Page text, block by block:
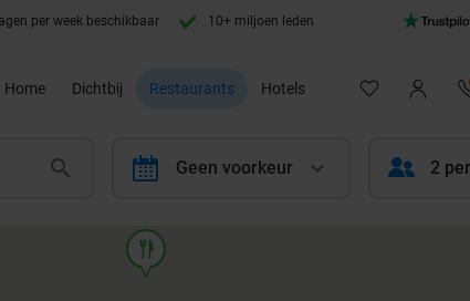
per week beschikbaar 10+ miljoen leden
Home Dichtbij Restaurants Hotels
calendar Geen voorkeur 2
food